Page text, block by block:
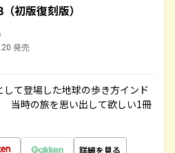
初版復刻版）
発売
て登場した地球の歩き方インド
当時の旅を思い出して欲しい1冊
詳細を見る